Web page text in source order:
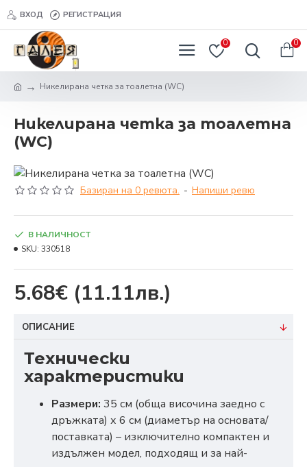
ВХОД РЕГИСТРАЦИЯ
0 0
Никелирана четка за тоалетна (WC)
Никелирана четка за тоалетна
(WC)
Базиран на 0 ревюта. - Напиши ревю
5.68€ (11.11лв.)
В НАЛИЧНОСТ
SKU: 330518
ОПИСАНИЕ
Технически
характеристики
Размери: 35 см (обща височина заедно с
дръжката) х 6 см (диаметър на основата/
поставката) – изключително компактен и
издължен модел, подходящ и за най-